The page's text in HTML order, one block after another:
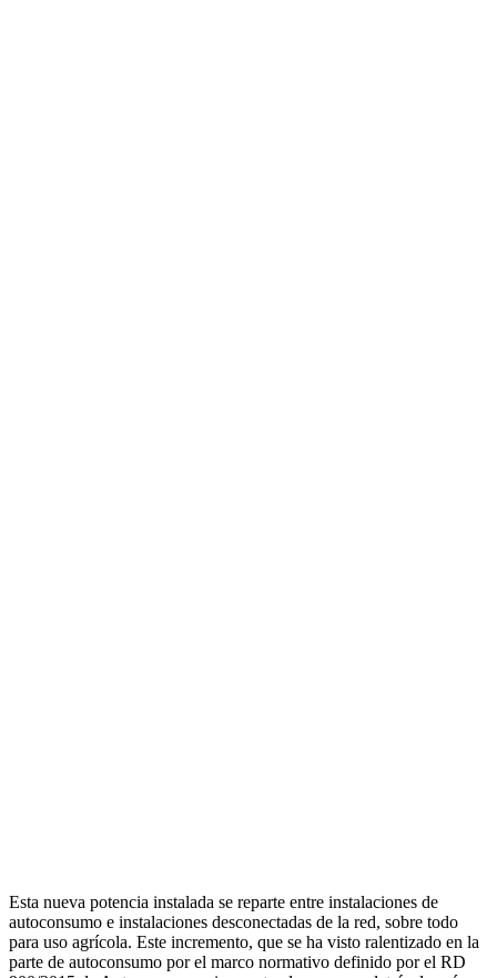
Esta nueva potencia instalada se reparte entre instalaciones de
autoconsumo e instalaciones desconectadas de la red, sobre todo
para uso agrícola. Este incremento, que se ha visto ralentizado en la
parte de autoconsumo por el marco normativo definido por el RD